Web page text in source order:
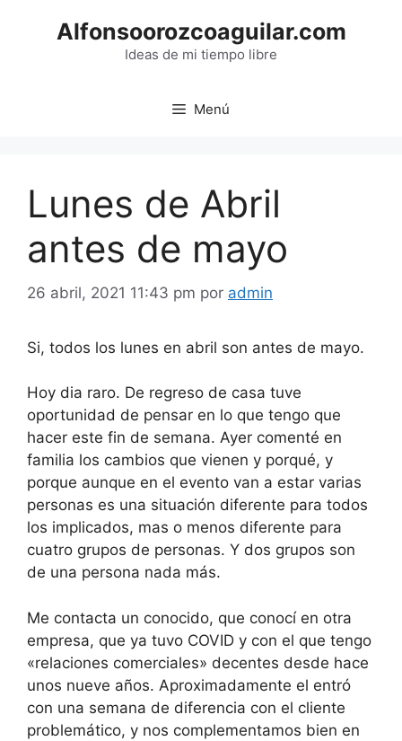
Alfonsoorozcoaguilar.com
Ideas de mi tiempo libre
Menú
Lunes de Abril
antes de mayo
26 abril, 2021 11:43 pm por admin
Si, todos los lunes en abril son antes de mayo.
Hoy dia raro. De regreso de casa tuve
oportunidad de pensar en lo que tengo que
hacer este fin de semana. Ayer comenté en
familia los cambios que vienen y porqué, y
porque aunque en el evento van a estar varias
personas es una situación diferente para todos
los implicados, mas o menos diferente para
cuatro grupos de personas. Y dos grupos son
de una persona nada más.
Me contacta un conocido, que conocí en otra
empresa, que ya tuvo COVID y con el que tengo
«relaciones comerciales» decentes desde hace
unos nueve años. Aproximadamente el entró
con una semana de diferencia con el cliente
problemático, y nos complementamos bien en